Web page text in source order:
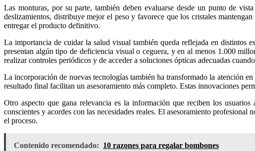
Las monturas, por su parte, también deben evaluarse desde un punto de
deslizamientos, distribuye mejor el peso y favorece que los cristales
entregar el producto definitivo.
La importancia de cuidar la salud visual también queda reflejada en distintos
presentan algún tipo de deficiencia visual o ceguera, y en al menos 1.000
realizar controles periódicos y de acceder a soluciones ópticas adecuadas
La incorporación de nuevas tecnologías también ha transformado la atención
resultado final facilitan un asesoramiento más completo. Estas innovaciones
Otro aspecto que gana relevancia es la información que reciben los
conscientes y acordes con las necesidades reales. El asesoramiento
el proceso.
Contenido recomendado: 10 razones para regalar bombones